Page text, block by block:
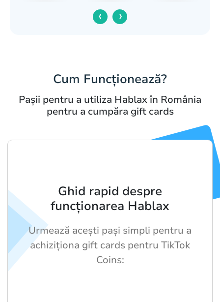
‹ ›
Cum Funcționează?
Pașii pentru a utiliza Hablax în România
pentru a cumpăra gift cards
Ghid rapid despre
funcționarea Hablax
Urmează acești pași simpli pentru a
achiziționa gift cards pentru TikTok
Coins: